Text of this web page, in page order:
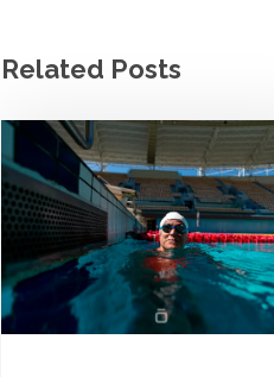
Related Posts